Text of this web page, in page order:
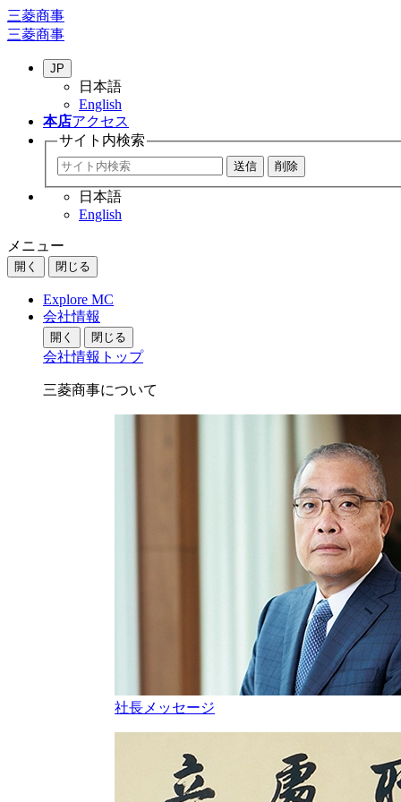
三菱商事
三菱商事
JP
日本語
English
本店アクセス
サイト内検索
日本語
English
メニュー
開く 閉じる
Explore MC
会社情報
開く 閉じる
会社情報トップ
三菱商事について
社長メッセージ